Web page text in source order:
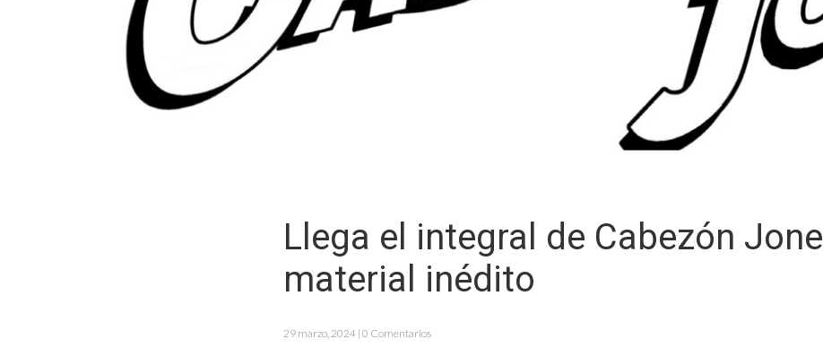
Llega el integral de Cabezón
material inédito
29 marzo, 2024 | 0 Comentarios